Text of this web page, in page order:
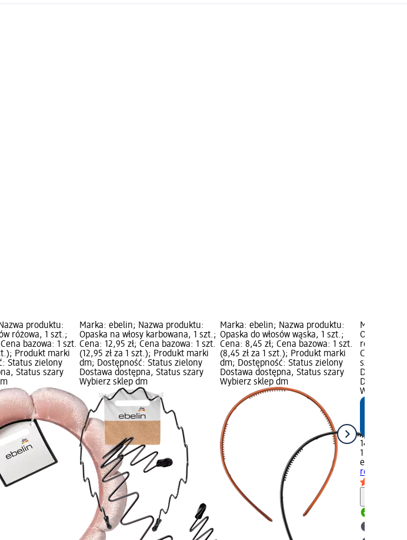
produktu:
różowa, 1 szt.;
bazowa: 1 szt.
Produkt marki
Status zielony
Status szary
Marka: ebelin; Nazwa produktu:
Opaska na włosy karbowana, 1 szt.;
Cena: 12,95 zł; Cena bazowa: 1 szt.
(12,95 zł za 1 szt.); Produkt marki
dm; Dostępność: Status zielony
Dostawa dostępna, Status szary
Wybierz sklep dm
Marka: ebelin; Nazwa produktu:
Opaska do włosów wąska, 1 szt.;
Cena: 8,45 zł; Cena bazowa: 1 szt.
(8,45 zł za 1 szt.); Produkt marki
dm; Dostępność: Status zielony
Dostawa dostępna, Status szary
Wybierz sklep dm
Marka:
Opaska do
różowym, 1
Cena
szt.);
Dostawa
Wybierz
14,45 zł
1 szt.
ebelin
różowym, 1